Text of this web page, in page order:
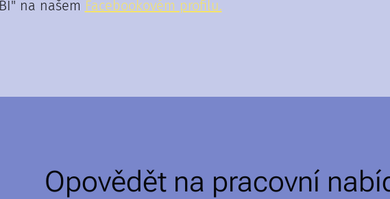
na našem Facebookovém profilu.
Opovědět na pracovní